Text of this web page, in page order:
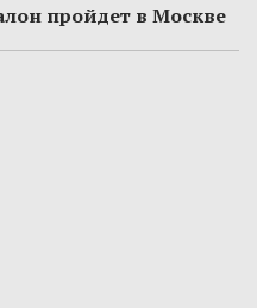
пройдет в Москве